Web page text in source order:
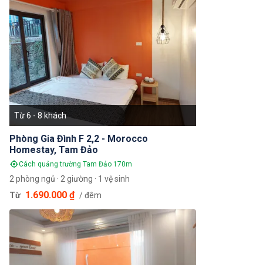
Phòng Gia Đình F 2,2 - Morocco
Homestay, Tam Đảo
Cách quảng trường Tam Đảo 170m
Từ 6 - 8 khách
2 phòng ngủ · 2 giường · 1 vệ sinh
Từ 1.690.000 ₫ / đêm